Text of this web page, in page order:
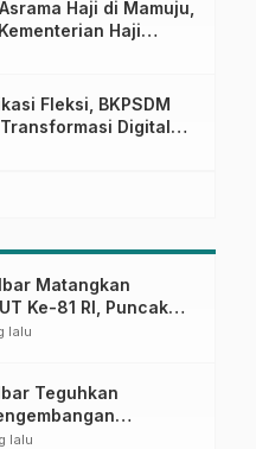
Haji di Mamuju,
Haji
Fleksi, BKPSDM
Digital
ASN
Matangkan
Ke-81 RI, Puncak
Ahmad
lalu
Teguhkan
melalui
lalu